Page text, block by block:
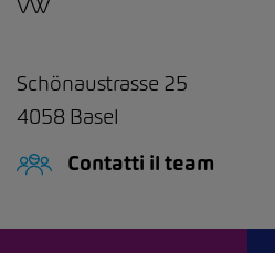
VW
Schönaustrasse 25
4058 Basel
Contatti il team